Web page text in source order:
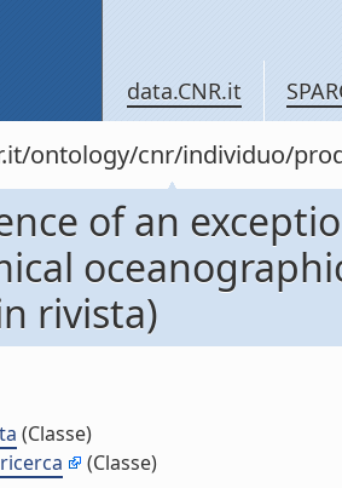
data.CNR.it
ontology/cnr/individuo/
of an
rivista)
(Classe)
(Classe)